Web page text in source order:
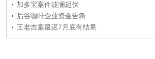
加多宝案件波澜起伏
后谷咖啡企业资金告急
王老吉案最迟7月底有结果